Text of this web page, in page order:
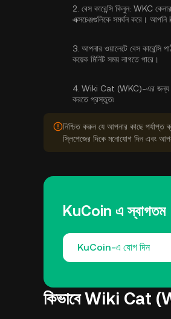
2. বেস কারেন্সি কিনুন: WKC
এক্সচেঞ্জগুলিকে সমর্থন করে।
3. আপনার ওয়ালেটে বেস কারেন্সি
কয়েক মিনিট সময় লাগতে পারে।
4. Wiki Cat (WKC)-এর জন্য
করতে প্রস্তুত৷
নিশ্চিত করুন যে আপনার কাছে পর্যাপ্ত
স্লিপেজের দিকে মনোযোগ দিন এবং
KuCoin এ স্বাগতম
KuCoin-এ যোগ দিন
কিভাবে Wiki Cat